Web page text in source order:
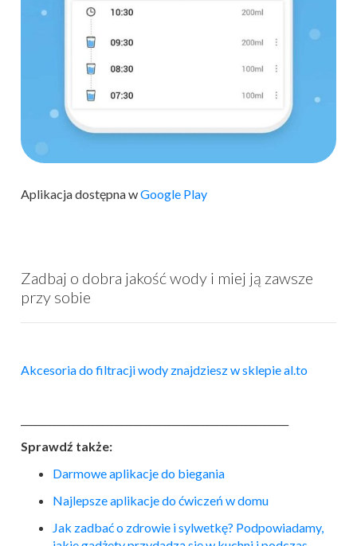
Aplikacja dostępna wGoogle Play
Zadbaj o dobra jakość wody i miej ją zawsze
przy sobie
Akcesoria do filtracji wody znajdziesz w sklepie al.to
Sprawdź także:
Darmowe aplikacje do biegania
Najlepsze aplikacje do ćwiczeń w domu
Jak zadbać o zdrowie i sylwetkę? Podpowiadamy,